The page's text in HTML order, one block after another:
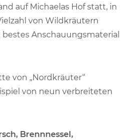
auf Michaelas Hof statt, in
von Wildkräutern
Anschauungsmaterial
von „Nordkräuter“
von neun verbreiteten
Brennnessel,